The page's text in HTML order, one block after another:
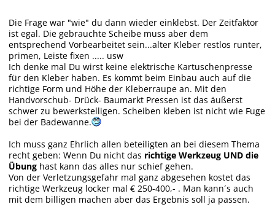
Die Frage war "wie" du dann wieder einklebst. Der Zeitfaktor
ist egal. Die gebrauchte Scheibe muss aber dem
entsprechend Vorbearbeitet sein...alter Kleber restlos runter,
primen, Leiste fixen ..... usw
Ich denke mal Du wirst keine elektrische Kartuschenpresse
für den Kleber haben. Es kommt beim Einbau auch auf die
richtige Form und Höhe der Kleberraupe an. Mit den
Handvorschub- Drück- Baumarkt Pressen ist das äußerst
schwer zu bewerkstelligen. Scheiben kleben ist nicht wie Fuge
bei der Badewanne.
Ich muss ganz Ehrlich allen beteiligten an bei diesem Thema
recht geben: Wenn Du nicht das richtige Werkzeug UND die
Übung hast kann das alles nur schief gehen.
Von der Verletzungsgefahr mal ganz abgesehen kostet das
richtige Werkzeug locker mal € 250-400,- . Man kann´s auch
mit dem billigen machen aber das Ergebnis soll ja passen.